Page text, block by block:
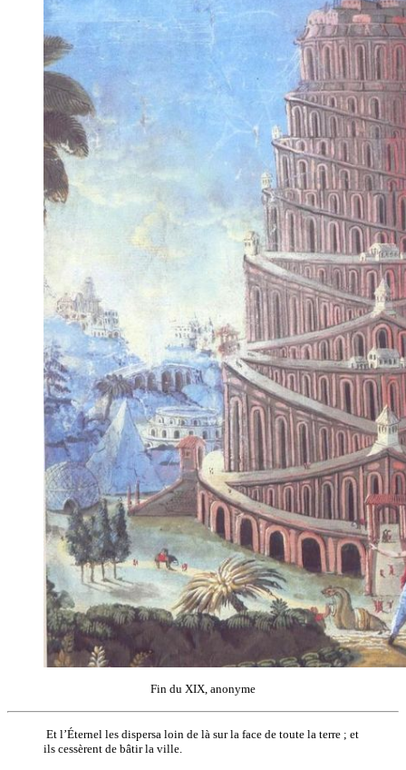
Fin du XIX, anonyme
Et l’Éternel les dispersa loin de là sur la face de toute la terre ; et
ils cessèrent de bâtir la ville.